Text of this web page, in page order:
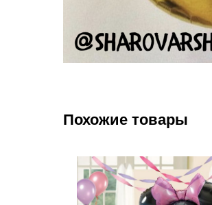
Похожие товары